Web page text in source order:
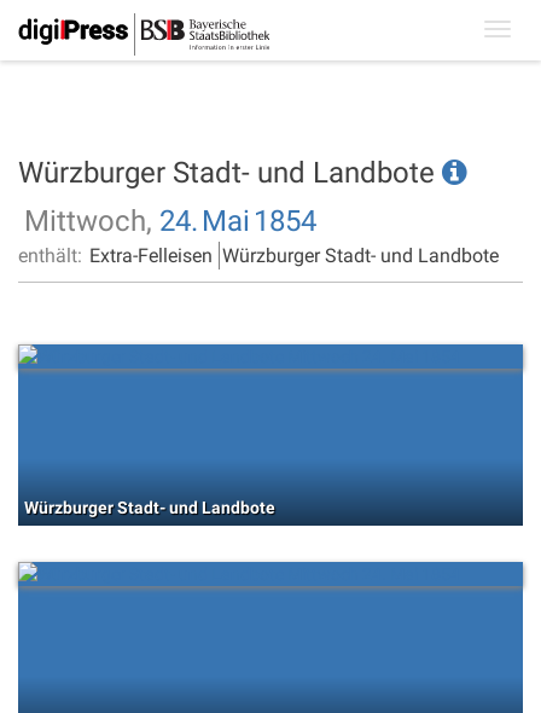
Würzburger Stadt- und Landbote
Mittwoch, 24. Mai 1854
enthält: Extra-Felleisen Würzburger Stadt- und Landbote
Würzburger Stadt- und Landbote